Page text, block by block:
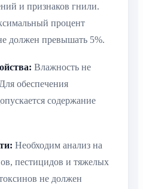
и признаков гнили.
процент
должен превышать 5%.
Влажность не
обеспечения
содержание
Необходим анализ на
пестицидов и тяжелых
не должен